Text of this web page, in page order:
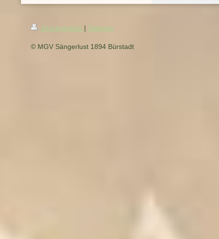
Druckversion | Sitemap
© MGV Sängerlust 1894 Bürstadt